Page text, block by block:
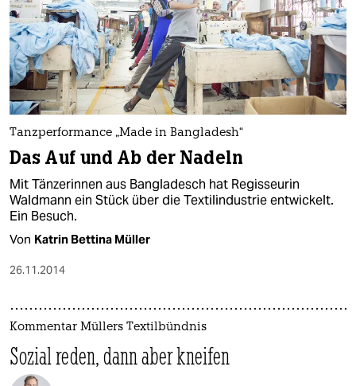
Tanzperformance „Made in Bangladesh“
Das Auf und Ab der Nadeln
Mit Tänzerinnen aus Bangladesch hat Regisseurin
Waldmann ein Stück über die Textilindustrie entwickelt.
Ein Besuch.
Von Katrin Bettina Müller
26.11.2014
Kommentar Müllers Textilbündnis
Sozial reden, dann aber kneifen